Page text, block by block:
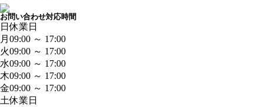
お問い合わせ対応時間
日休業日
月 09:00 ～ 17:00
火09:00 ～ 17:00
水09:00 ～ 17:00
木09:00 ～ 17:00
金09:00 ～ 17:00
土休業日